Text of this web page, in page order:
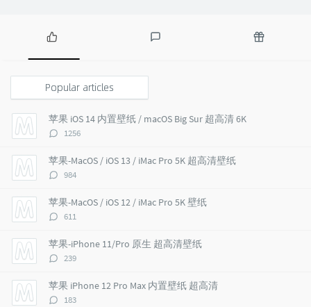
P
p
u
l
a
r
a
r
t
i
c
l
e
s
t
m
n
s
Popular articles
苹果 iOS 14 内置壁纸 / macOS Big Sur 超高清 6K
评
数：
1256
苹果-MacOS / iOS 13 / iMac Pro 5K 超高清壁纸
评
数：
984
苹果-MacOS / iOS 12 / iMac Pro 5K 壁纸
评
数：
611
苹果-iPhone 11/Pro 原生 超高清壁纸
评
数：
239
苹果 iPhone 12 Pro Max 内置壁纸 超高清
评
183